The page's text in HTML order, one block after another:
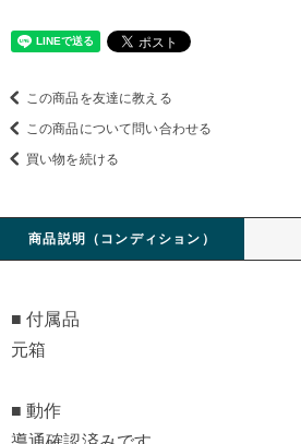
この商品を友達に教える
この商品について問い合わせる
買い物を続ける
商品説明（コンディション）
■ 付属品
元箱
■ 動作